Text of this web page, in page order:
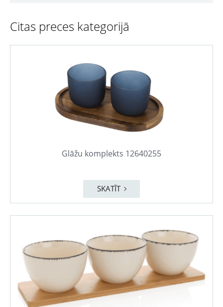
Citas preces kategorijā
Glāžu komplekts 12640255
SKATĪT